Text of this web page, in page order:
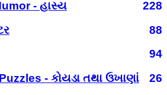
- હાસ્ય
228
88
94
- કોયડા તથા ઉખાણાં
26